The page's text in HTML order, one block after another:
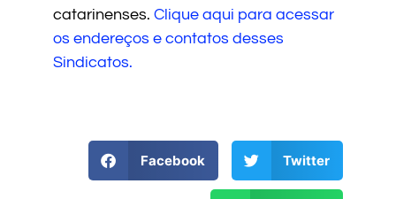
catarinenses. Clique aqui para acessar
os endereços e contatos desses
Sindicatos.
Facebook Twitter